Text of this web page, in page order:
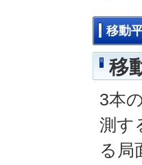
移動
移
3本
測す
る局